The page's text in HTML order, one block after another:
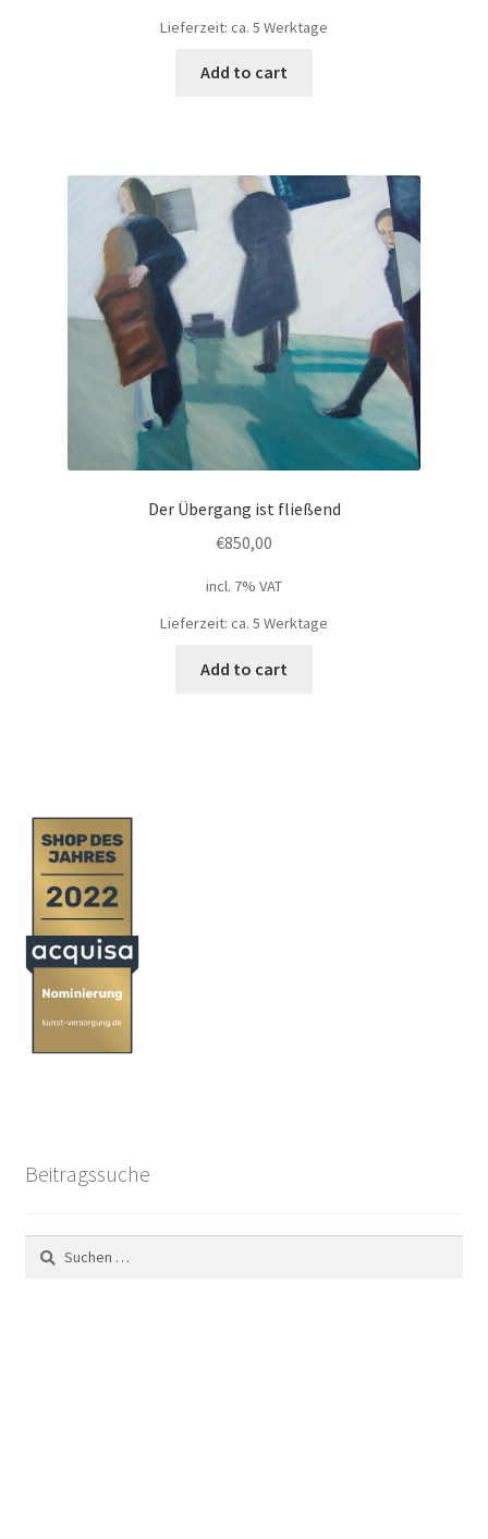
Lieferzeit: ca. 5 Werktage
Add to cart
Der Übergang ist fließend
€850,00
incl. 7% VAT
Lieferzeit: ca. 5 Werktage
Add to cart
Beitragssuche
Suchen
nach: